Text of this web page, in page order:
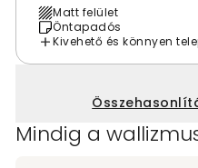
Matt felület
Öntapadós
Kivehető és könnyen
Mindig a